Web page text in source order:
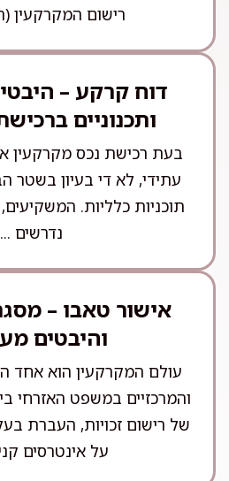
רישום המקרקעין
דוח קרקע –
ותכנוניים
בעת רכישת נכס מקרקעין
עתידי, לא די בעיון בשטר
תוכניות כלליות.
נדרשים ...
אישור טאבו –
והיבטים
עולם המקרקעין הוא אחד
והמרכזיים במשפט האזרחי
של רישום זכויות, העברת
על אינטרסים